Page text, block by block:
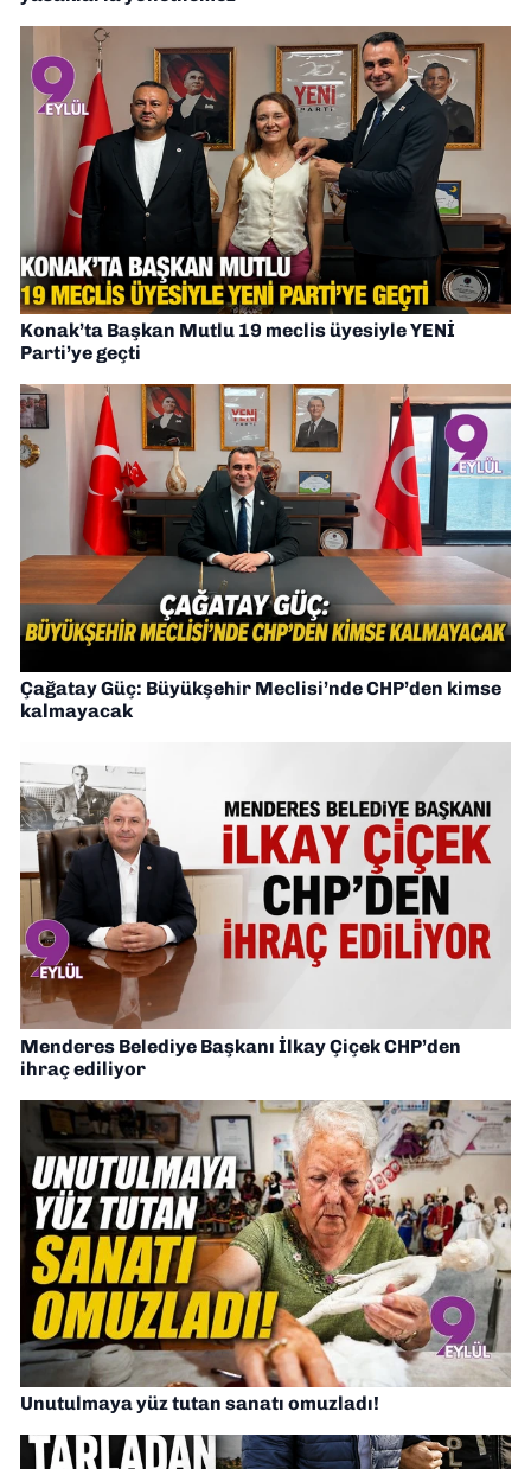
Konak’ta Başkan Mutlu 19 meclis üyesiyle YENİ
Parti’ye geçti
Çağatay Güç: Büyükşehir Meclisi’nde CHP’den kimse
kalmayacak
Menderes Belediye Başkanı İlkay Çiçek CHP’den
ihraç ediliyor
Unutulmaya yüz tutan sanatı omuzladı!